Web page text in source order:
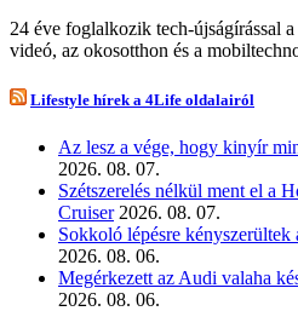
24 éve foglalkozik tech-újságírással
videó, az okosotthon és a
Lifestyle hírek a 4Life oldalairól
Az lesz a vége, hogy kinyír
2026. 08. 07.
Szétszerelés nélkül ment el a
Cruiser 2026. 08. 07.
Sokkoló lépésre
2026. 08. 06.
Megérkezett az Audi valaha
2026. 08. 06.